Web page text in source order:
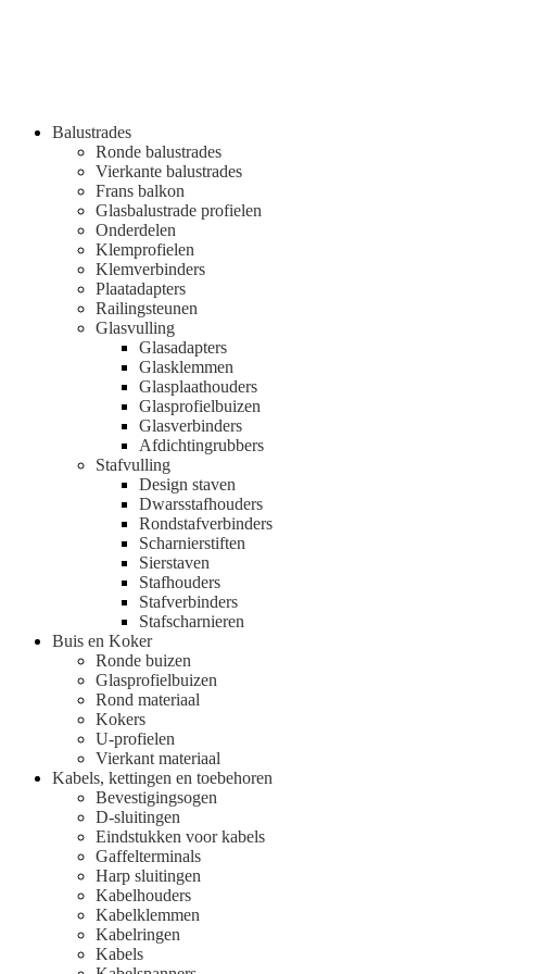
Balustrades
Ronde balustrades
Vierkante balustrades
Frans balkon
Glasbalustrade profielen
Onderdelen
Klemprofielen
Klemverbinders
Plaatadapters
Railingsteunen
Glasvulling
Glasadapters
Glasklemmen
Glasplaathouders
Glasprofielbuizen
Glasverbinders
Afdichtingrubbers
Stafvulling
Design staven
Dwarsstafhouders
Rondstafverbinders
Scharnierstiften
Sierstaven
Stafhouders
Stafverbinders
Stafscharnieren
Buis en Koker
Ronde buizen
Glasprofielbuizen
Rond materiaal
Kokers
U-profielen
Vierkant materiaal
Kabels, kettingen en toebehoren
Bevestigingsogen
D-sluitingen
Eindstukken voor kabels
Gaffelterminals
Harp sluitingen
Kabelhouders
Kabelklemmen
Kabelringen
Kabels